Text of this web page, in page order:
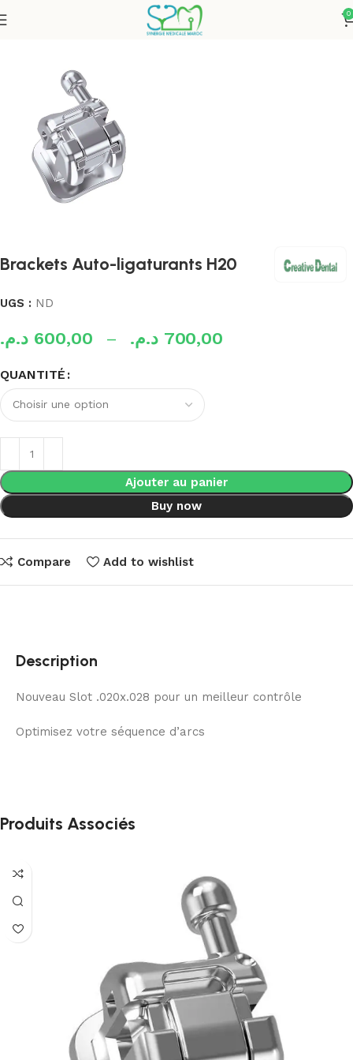
0
Bracket Métallique
Brackets Auto-ligaturants H20
UGS : ND
600,00 د.م. – 700,00 د.م.
QUANTITÉ
Ajouter au panier
Buy now
Compare Add to wishlist
Description
Nouveau Slot .020x.028 pour un meilleur contrôle
Optimisez votre séquence d’arcs
Produits Associés